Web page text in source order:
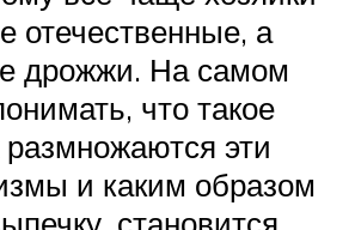
отечественные, а
дрожжи. На самом
что такое
эти
и каким образом